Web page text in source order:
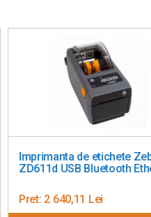
Imprimanta de etichete Zebra
ZD611d USB Bluetooth Ethernet
2 640,11 Lei